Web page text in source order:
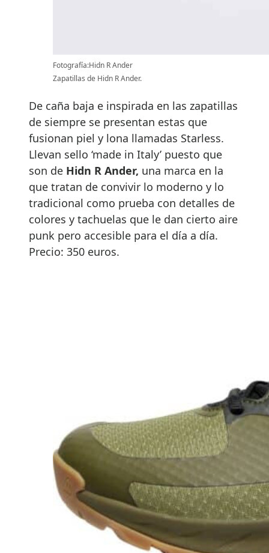
Fotografía:Hidn R Ander
Zapatillas de Hidn R Ander.
De caña baja e inspirada en las zapatillas
de siempre se presentan estas que
fusionan piel y lona llamadas Starless.
Llevan sello ‘made in Italy’ puesto que
son de Hidn R Ander, una marca en la
que tratan de convivir lo moderno y lo
tradicional como prueba con detalles de
colores y tachuelas que le dan cierto aire
punk pero accesible para el día a día.
Precio: 350 euros.